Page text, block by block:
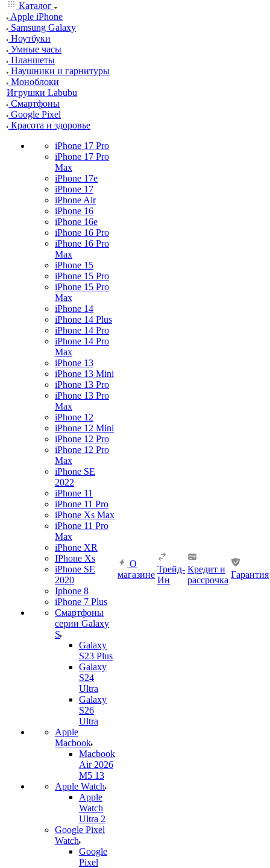
Каталог
Apple iPhone
Samsung Galaxy
Ноутбуки
Умные часы
Планшеты
Наушники и гарнитуры
Моноблоки
Игрушки Labubu
Смартфоны
Google Pixel
Красота и здоровье
iPhone 17 Pro
iPhone 17 Pro
Max
iPhone 17e
iPhone 17
iPhone Air
iPhone 16
iPhone 16e
iPhone 16 Pro
iPhone 16 Pro
Max
iPhone 15
iPhone 15 Pro
iPhone 15 Pro
Max
iPhone 14
iPhone 14 Plus
iPhone 14 Pro
iPhone 14 Pro
Max
iPhone 13
iPhone 13 Mini
iPhone 13 Pro
iPhone 13 Pro
Max
iPhone 12
iPhone 12 Mini
iPhone 12 Pro
iPhone 12 Pro
Max
iPhone SE
2022
iPhone 11
iPhone 11 Pro
iPhone Xs Max
iPhone 11 Pro
Max
iPhone XR
IPhone Xs
iPhone SE
2020
Iphone 8
iPhone 7 Plus
Смартфоны
серии Galaxy
S
Galaxy
S23 Plus
Galaxy
S24
Ultra
Galaxy
S26
Ultra
Apple
Macbook
Macbook
Air 2026
M5 13
Apple Watch
Apple
Watch
Ultra 2
Google Pixel
Watch
Google
Pixel
О
магазине
Трейд-
Ин
Кредит и
рассрочка
Гарантия